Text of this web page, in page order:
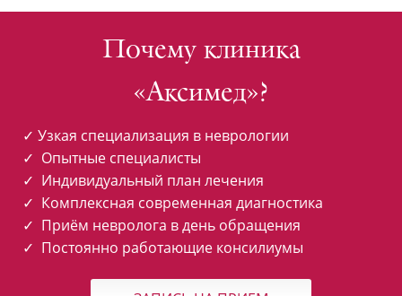
Почему клиника
«Аксимед»?
✓ Узкая специализация в неврологии
✓ Опытные специалисты
✓ Индивидуальный план лечения
✓ Комплексная современная диагностика
✓ Приём невролога в день обращения
✓ Постоянно работающие консилиумы